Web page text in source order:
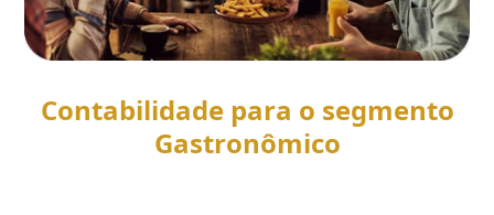
Contabilidade para o segmento
Gastronômico